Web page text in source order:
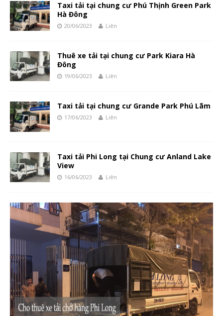
Taxi tải tại chung cư Phú Thịnh Green Park
Hà Đông
20/06/2023 Liên
Thuê xe tải tại chung cư Park Kiara Hà
Đông
19/06/2023 Liên
Taxi tải tại chung cư Grande Park Phú Lãm
17/06/2023 Liên
Taxi tải Phi Long tại Chung cư Anland Lake
View
16/06/2023 Liên